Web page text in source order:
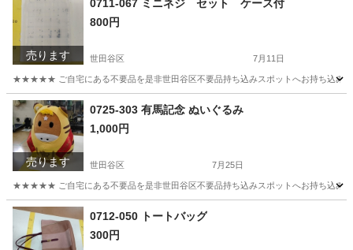
売ります
0711-067 ミニネジ セット ケース付
800円
世田谷区 7月11日
★★★★★ ご自宅にある不要品を是非世田谷区不要品持ち込みスポットへお持ち込みし
東京 世田谷区 ネジ
売ります
0725-303 有馬記念 ぬいぐるみ
1,000円
世田谷区 7月25日
★★★★★ ご自宅にある不要品を是非世田谷区不要品持ち込みスポットへお持ち込みし
東京 世田谷区 スポット
0712-050 トートバッグ
300円